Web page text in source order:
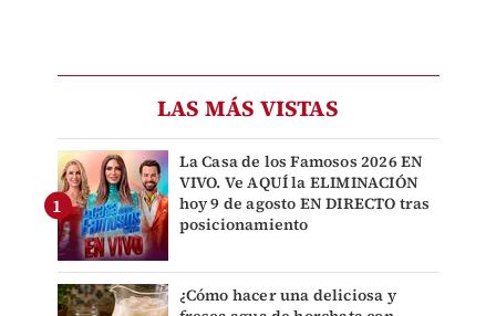
LAS MÁS VISTAS
La Casa de los Famosos 2026 EN
VIVO. Ve AQUÍ la ELIMINACIÓN
hoy 9 de agosto EN DIRECTO tras
posicionamiento
¿Cómo hacer una deliciosa y